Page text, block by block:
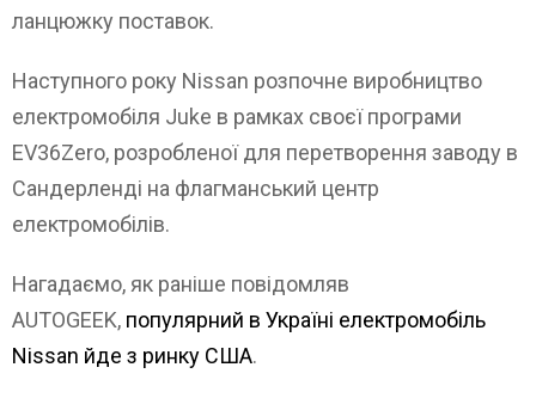
ланцюжку поставок.
Наступного року Nissan розпочне виробництво
електромобіля Juke в рамках своєї програми
EV36Zero, розробленої для перетворення заводу в
Сандерленді на флагманський центр
електромобілів.
Нагадаємо, як раніше повідомляв
AUTOGEEK, популярний в Україні електромобіль
Nissan йде з ринку США.